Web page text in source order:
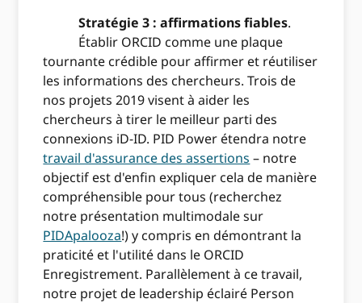
Stratégie 3 : affirmations fiables.
Établir ORCID comme une plaque
tournante crédible pour affirmer et réutiliser
les informations des chercheurs. Trois de
nos projets 2019 visent à aider les
chercheurs à tirer le meilleur parti des
connexions iD-ID. PID Power étendra notre
travail d'assurance des assertions – notre
objectif est d'enfin expliquer cela de manière
compréhensible pour tous (recherchez
notre présentation multimodale sur
PIDApalooza!) y compris en démontrant la
praticité et l'utilité dans le ORCID
Enregistrement. Parallèlement à ce travail,
notre projet de leadership éclairé Person